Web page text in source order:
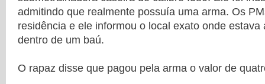
admitindo que realmente possuía uma arma. Os
residência e ele informou o local exato onde estava
dentro de um baú.
O rapaz disse que pagou pela arma o valor de